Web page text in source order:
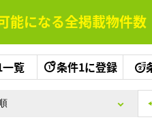
能になる全掲載物件数
覧 条件1に登録